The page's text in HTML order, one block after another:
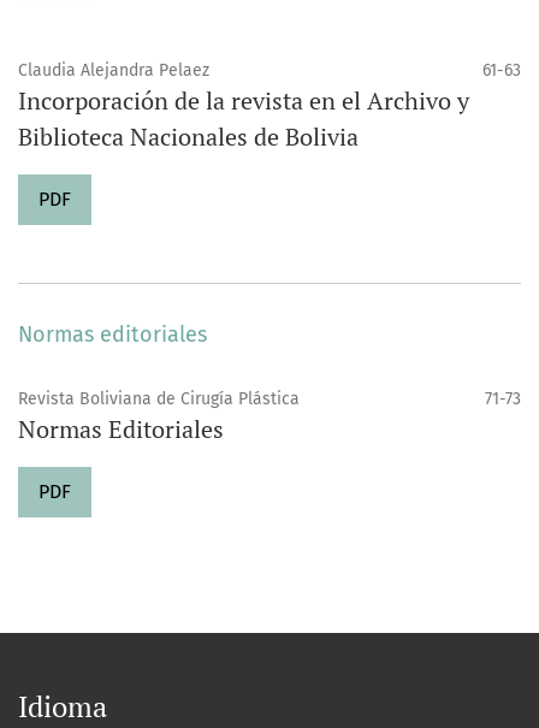
Claudia Alejandra Pelaez 61-63
Incorporación de la revista en el Archivo y
Biblioteca Nacionales de Bolivia
PDF
Normas editoriales
Revista Boliviana de Cirugía Plástica 71-73
Normas Editoriales
PDF
Idioma